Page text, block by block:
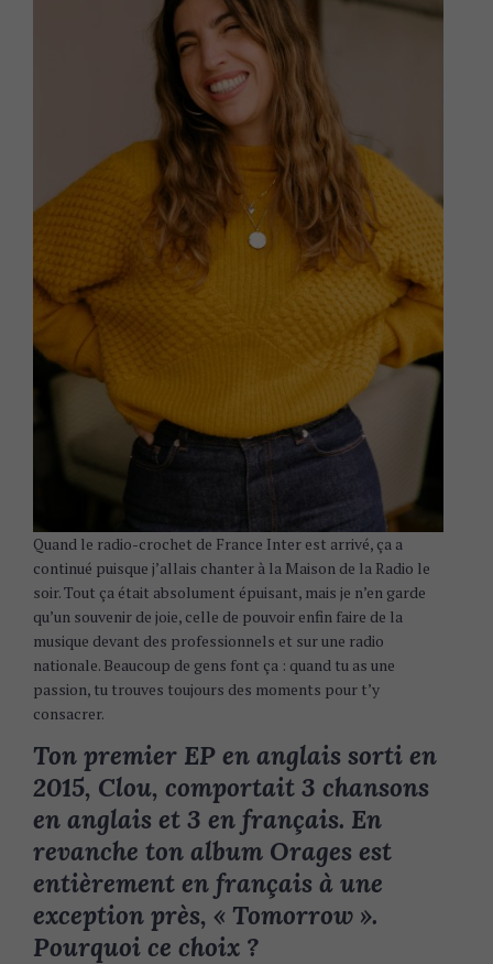
Quand le radio-crochet de France Inter est arrivé, ça a
continué puisque j’allais chanter à la Maison de la Radio le
soir. Tout ça était absolument épuisant, mais je n’en garde
qu’un souvenir de joie, celle de pouvoir enfin faire de la
musique devant des professionnels et sur une radio
nationale. Beaucoup de gens font ça : quand tu as une
passion, tu trouves toujours des moments pour t’y
consacrer.
Ton premier EP en anglais sorti en
2015, Clou, comportait 3 chansons
en anglais et 3 en français. En
revanche ton album Orages est
entièrement en français à une
exception près, « Tomorrow ».
Pourquoi ce choix ?